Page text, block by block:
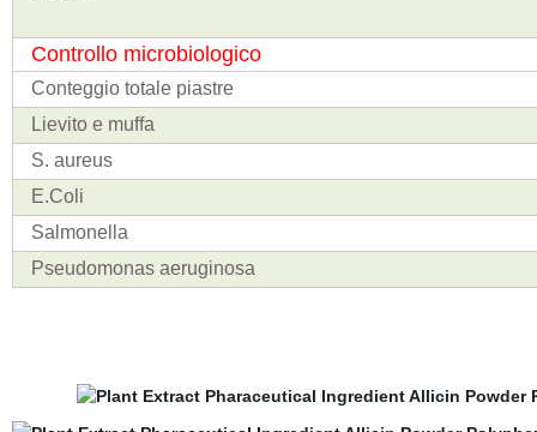
Controllo microbiologico
Conteggio totale piastre
Lievito e muffa
S. aureus
E.Coli
Salmonella
Pseudomonas aeruginosa